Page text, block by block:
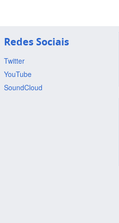
Redes Sociais
Twitter
YouTube
SoundCloud